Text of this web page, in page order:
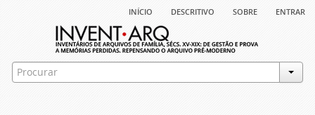
início descritivo sobre entrar